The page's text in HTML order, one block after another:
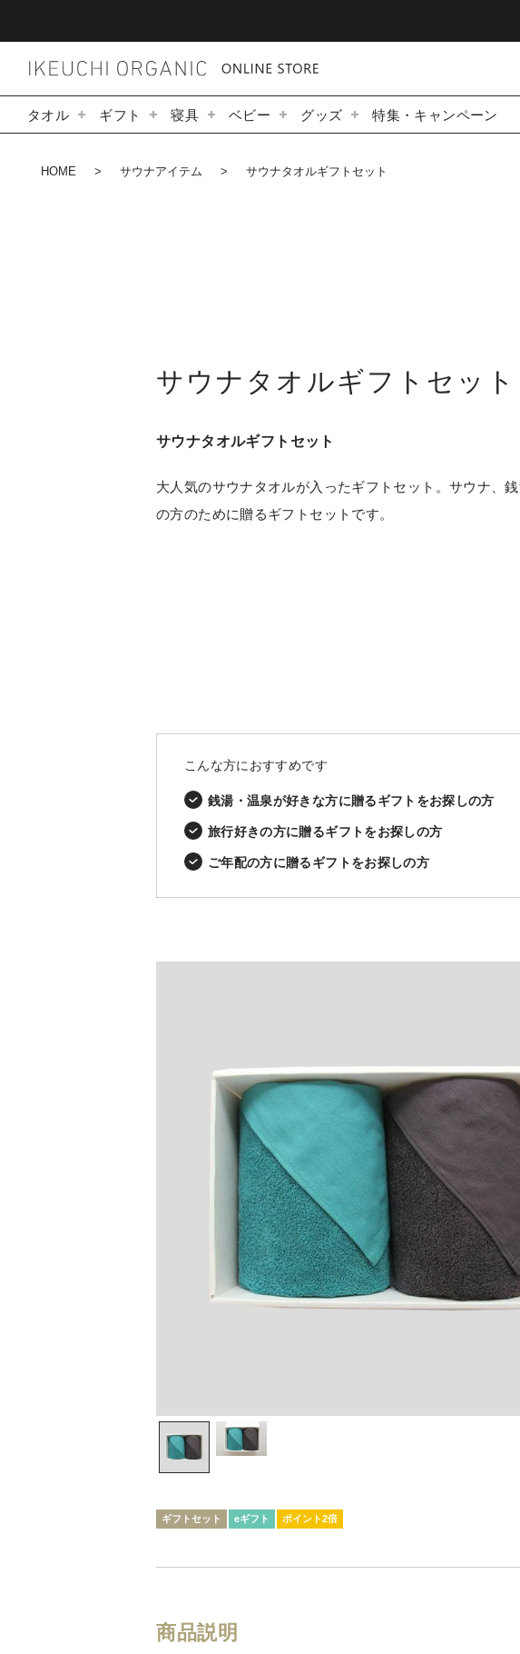
ダブル
タオル ギフト 寝具 ベビー グッズ 特集・キャンペーン
HOME サウナアイテム サウナタオルギフトセット
サウナタオルギフトセット
サウナタオルギフトセット
大人気のサウナタオルが入ったギフトセット。サウナ、
の方のために贈るギフトセットです。
こんな方におすすめです
銭湯・温泉が好きな方に贈るギフトをお探しの方
旅行好きの方に贈るギフトをお探しの方
ご年配の方に贈るギフトをお探しの方
ギフトセット eギフト ポイント2倍
商品説明